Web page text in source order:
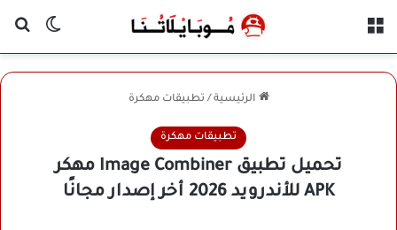
الوضع
الرئيسية / تطبيقات مهكرة
تطبيقات مهكرة
تحميل تطبيق Image Combiner مهكر
APK للأندرويد 2026 أخر إصدار مجانًا